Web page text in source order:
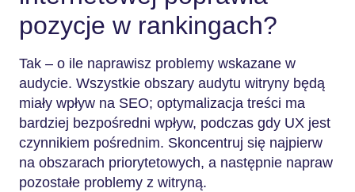
pozycje w rankingach?
Tak – o ile naprawisz problemy wskazane w
audycie. Wszystkie obszary audytu witryny będą
miały wpływ na SEO; optymalizacja treści ma
bardziej bezpośredni wpływ, podczas gdy UX jest
czynnikiem pośrednim. Skoncentruj się najpierw
na obszarach priorytetowych, a następnie napraw
pozostałe problemy z witryną.